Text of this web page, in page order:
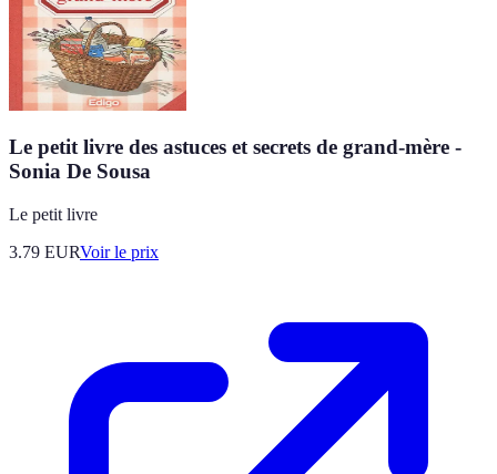
Le petit livre des astuces et secrets de grand-mère -
Sonia De Sousa
Le petit livre
3.79 EURVoir le prix